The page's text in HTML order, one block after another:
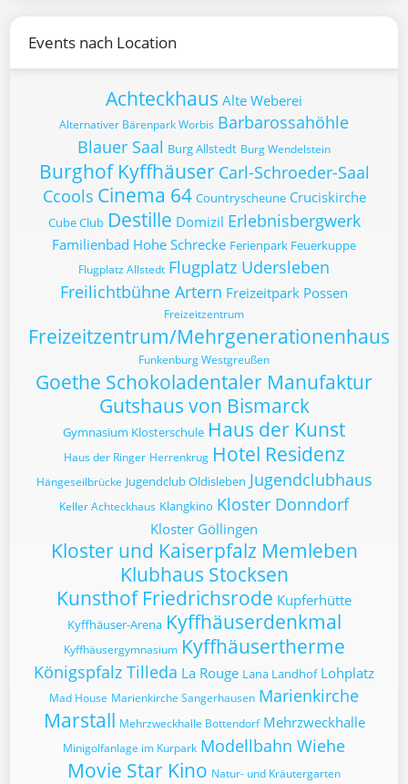
Events nach Location
Achteckhaus Alte Weberei
Alternativer Bärenpark Worbis Barbarossahöhle
Blauer Saal Burg Allstedt Burg Wendelstein
Burghof Kyffhäuser Carl-Schroeder-Saal
Ccools Cinema 64 Countryscheune Cruciskirche
Cube Club Destille Domizil Erlebnisbergwerk
Familienbad Hohe Schrecke Ferienpark Feuerkuppe
Flugplatz Allstedt Flugplatz Udersleben
Freilichtbühne Artern Freizeitpark Possen
Freizeitzentrum
Freizeitzentrum/Mehrgenerationenhaus
Funkenburg Westgreußen
Goethe Schokoladentaler Manufaktur
Gutshaus von Bismarck
Gymnasium Klosterschule Haus der Kunst
Haus der Ringer Herrenkrug Hotel Residenz
Hängeseilbrücke Jugendclub Oldisleben Jugendclubhaus
Keller Achteckhaus Klangkino Kloster Donndorf
Kloster Göllingen
Kloster und Kaiserpfalz Memleben
Klubhaus Stocksen
Kunsthof Friedrichsrode Kupferhütte
Kyffhäuser-Arena Kyffhäuserdenkmal
Kyffhäusergymnasium Kyffhäusertherme
Königspfalz Tilleda La Rouge Lana Landhof Lohplatz
Mad House Marienkirche Sangerhausen Marienkirche
Marstall Mehrzweckhalle Bottendorf Mehrzweckhalle
Minigolfanlage im Kurpark Modellbahn Wiehe
Movie Star Kino Natur- und Kräutergarten